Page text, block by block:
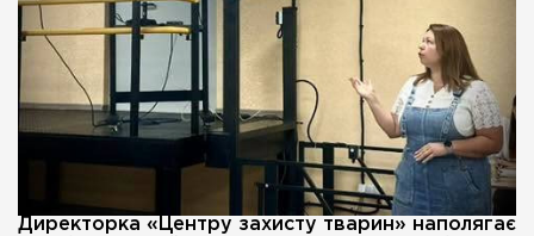
Директорка «Центру захисту тварин» наполягає